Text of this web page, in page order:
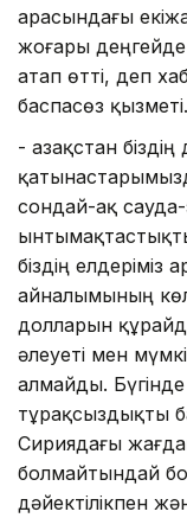
арасындағы
жоғары
атап өтті, деп
баспасөз қызметі.
- Қазақстан
сондай-ақ
ынтымақтастықты
біздің
айналымының
долларын
әлеуеті мен
алмайды. Бүгінде
тұрақсыздықты
Сириядағы
болмайтындай
дәйектілікпен